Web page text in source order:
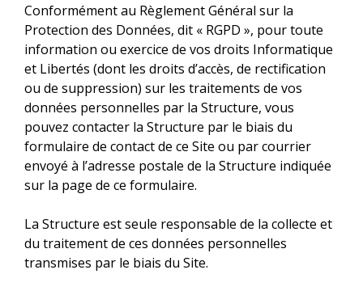
Conformément au Règlement Général sur la
Protection des Données, dit « RGPD », pour toute
information ou exercice de vos droits Informatique
et Libertés (dont les droits d’accès, de rectification
ou de suppression) sur les traitements de vos
données personnelles par la Structure, vous
pouvez contacter la Structure par le biais du
formulaire de contact de ce Site ou par courrier
envoyé à l’adresse postale de la Structure indiquée
sur la page de ce formulaire.
La Structure est seule responsable de la collecte et
du traitement de ces données personnelles
transmises par le biais du Site.